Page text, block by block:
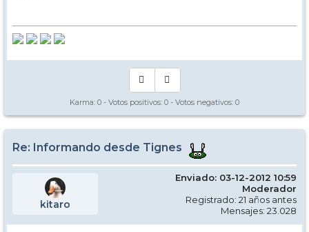
Karma: 0 - Votos positivos: 0 - Votos negativos: 0
Re: Informando desde Tignes
kitaro
Enviado: 03-12-2012 10:59
Moderador
Registrado: 21 años antes
Mensajes: 23.028